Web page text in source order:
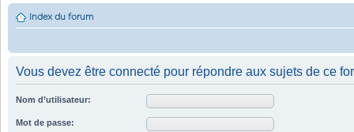
Index du forum
Vous devez être connecté pour répondre aux sujets de ce
Nom d’utilisateur:
Mot de passe: